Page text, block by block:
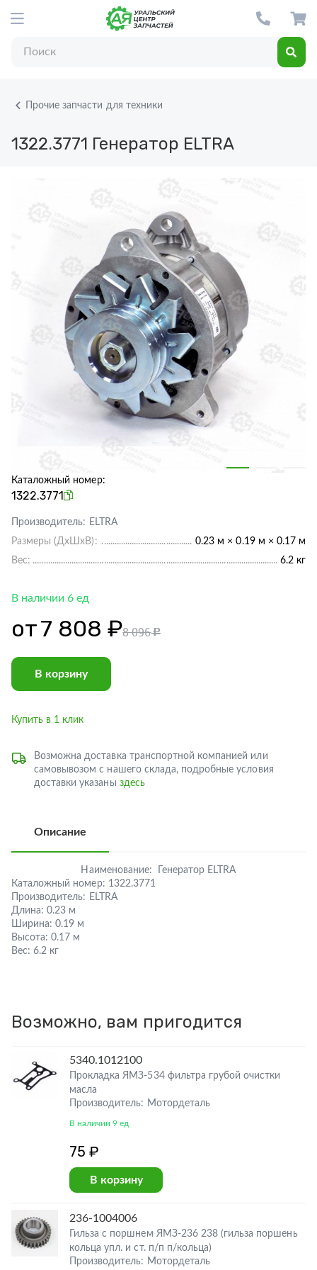
Прочие запчасти для техники
1322.3771 Генератор ELTRA
Каталожный номер:
1322.3771
Производитель: ELTRA
Размеры (ДхШхВ):
0.23 м × 0.19 м × 0.17 м
Вес:
6.2 кг
В наличии 6 ед
от7 808 ₽8 096c
В корзину
Купить в 1 клик
Возможна доставка транспортной компанией или
самовывозом с нашего склада, подробные условия
доставки указаны здесь
Описание
Наименование:
Генератор ELTRA
Каталожный номер: 1322.3771
Производитель: ELTRA
Длина: 0.23 м
Ширина: 0.19 м
Высота: 0.17 м
Вес: 6.2 кг
Возможно, вам пригодится
5340.1012100
Прокладка ЯМЗ-534 фильтра грубой очистки
масла
Производитель: Мотордеталь
В наличии 9 ед
75 ₽
В корзину
236-1004006
Гильза с поршнем ЯМЗ-236 238 (гильза поршень
кольца упл. и ст. п/п п/кольца)
Производитель: Мотордеталь